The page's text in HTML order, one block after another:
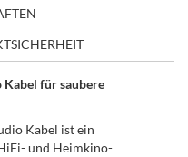
Kabel für saubere
Kabel ist ein
und Heimkino-